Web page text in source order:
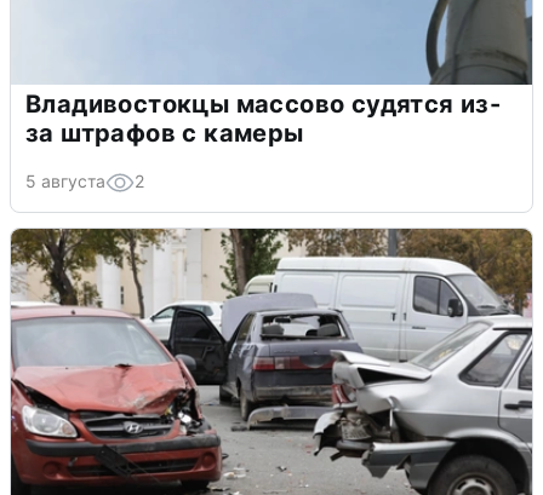
Владивостокцы массово судятся из-
за штрафов с камеры
5 августа 2